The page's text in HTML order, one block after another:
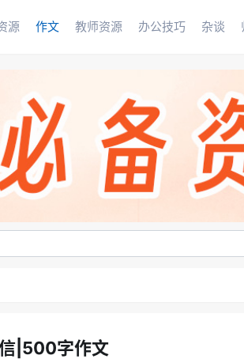
源 作文 教师资源 办公技巧 杂谈
|500字作文